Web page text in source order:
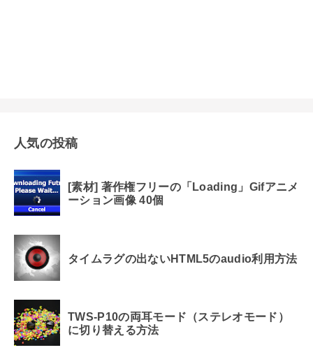
人気の投稿
[素材] 著作権フリーの「Loading」Gifアニメ
ーション画像 40個
タイムラグの出ないHTML5のaudio利用方法
TWS-P10の両耳モード（ステレオモード）
に切り替える方法